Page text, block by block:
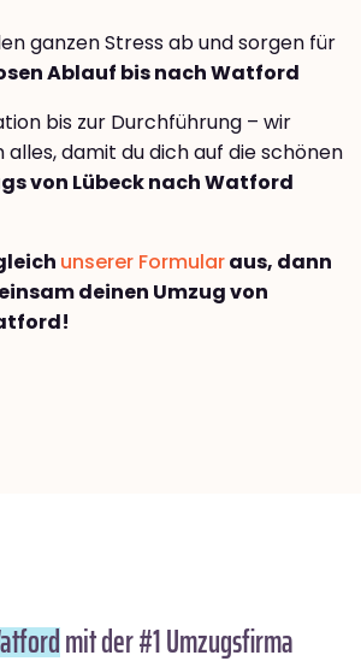
ganzen Stress ab und sorgen für
Ablauf bis nach Watford
bis zur Durchführung – wir
alles, damit du dich auf die schönen
von Lübeck nach Watford
unserer Formularaus, dann
deinen Umzug von
mit der #1 Umzugsfirma